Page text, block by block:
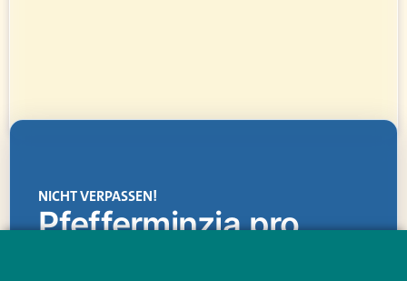
NICHT VERPASSEN!
Pfefferminzia.pro